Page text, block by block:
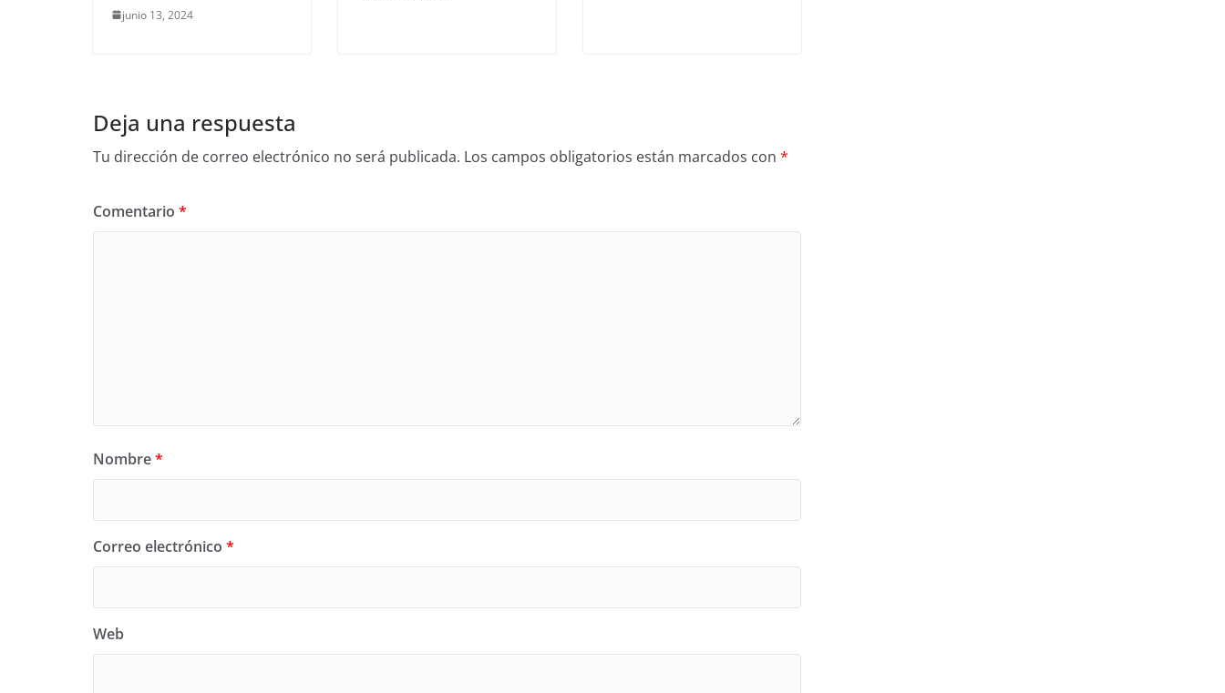
junio 13, 2024
Deja una respuesta
Tu dirección de correo electrónico no será publicada. Los campos obligatorios están marcados con *
Comentario *
Nombre*
Correo electrónico *
Web